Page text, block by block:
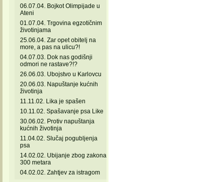
06.07.04. Bojkot Olimpijade u
Ateni
01.07.04. Trgovina egzotičnim
životinjama
25.06.04. Zar opet obitelj na
more, a pas na ulicu?!
04.07.03. Dok nas godišnji
odmori ne rastave?!?
26.06.03. Ubojstvo u Karlovcu
20.06.03. Napuštanje kućnih
životinja
11.11.02. Lika je spašen
10.11.02. Spašavanje psa Like
30.06.02. Protiv napuštanja
kućnih životinja
11.04.02. Slučaj pogubljenja
psa
14.02.02. Ubijanje zbog zakona
300 metara
04.02.02. Zahtjev za istragom